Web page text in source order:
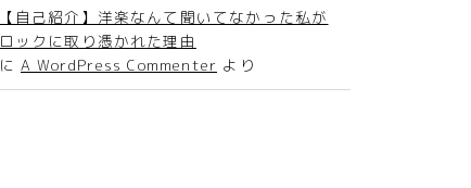
【自己紹介】洋楽なんて聞いてなかった私が
ロックに取り憑かれた理由
に A WordPress Commenter より